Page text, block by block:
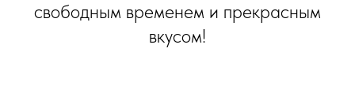
свободным временем и прекрасным
вкусом!